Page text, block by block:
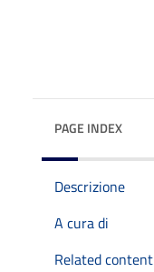
PAGE INDEX
Descrizione
A cura di
Related content